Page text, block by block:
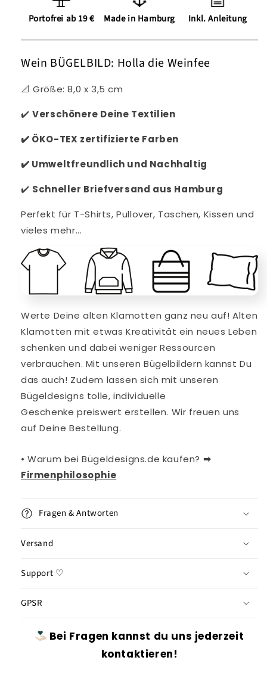
Portofrei ab 19 € Made in Hamburg Inkl. Anleitung
Wein BÜGELBILD: Holla die Weinfee
📐 Größe: 8,0 x 3,5 cm
✔️ Verschönere Deine Textilien
✔️ ÖKO-TEX zertifizierte Farben
✔️ Umweltfreundlich und Nachhaltig
✔️ Schneller Briefversand aus Hamburg
Perfekt für T-Shirts, Pullover, Taschen, Kissen und
vieles mehr...
Werte Deine alten Klamotten ganz neu auf! Alten
Klamotten mit etwas Kreativität ein neues Leben
schenken und dabei weniger Ressourcen
verbrauchen. MitunserenBügelbildern kannst Du
das auch! Zudem lassen sich mit unseren
Bügeldesigns tolle, individuelle
Geschenke preiswert erstellen. Wir freuen uns
auf Deine Bestellung.
• Warum bei Bügeldesigns.de kaufen? ➡︎
Firmenphilosophie
Fragen & Antworten
Versand
Support ♡
GPSR
Bei Fragen kannst du uns jederzeit
kontaktieren!